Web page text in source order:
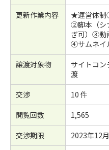
更新作業内容
★運営体制
②脚本（シ
ぎ可）③動
④サムネイ
譲渡対象物
サイトコ
渡
交渉
10 件
閲覧回数
1,565
交渉期限
2023年12月